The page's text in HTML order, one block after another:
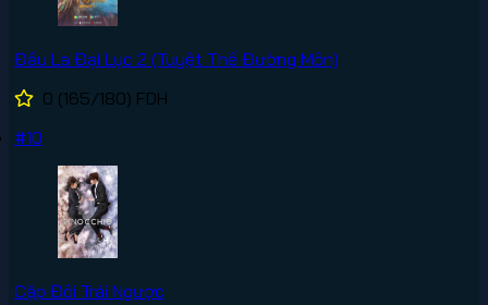
Đấu La Đại Lục 2 (Tuyệt Thế Đường Môn)
0 (165/180) FDH
#10
Cặp Đôi Trái Ngược